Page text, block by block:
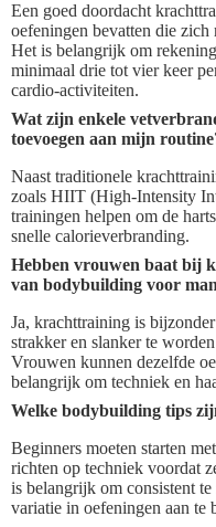
Een goed doordacht
oefeningen bevatten die
Het is belangrijk om
minimaal drie tot vier keer
cardio-activiteiten.
Wat zijn enkele
toevoegen aan mijn
Naast traditionele
zoals HIIT (High-Intensity
trainingen helpen om de
snelle calorieverbranding.
Hebben vrouwen baat bij
van bodybuilding voor
Ja, krachttraining is
strakker en slanker te
Vrouwen kunnen dezelfde
belangrijk om techniek en
Welke bodybuilding tips
Beginners moeten starten
richten op techniek voordat
is belangrijk om consistent
variatie in oefeningen aan te